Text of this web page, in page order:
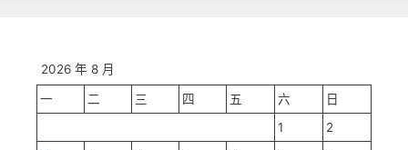
2026 年 8 月
一 二 三 四 五 六
日
1
2